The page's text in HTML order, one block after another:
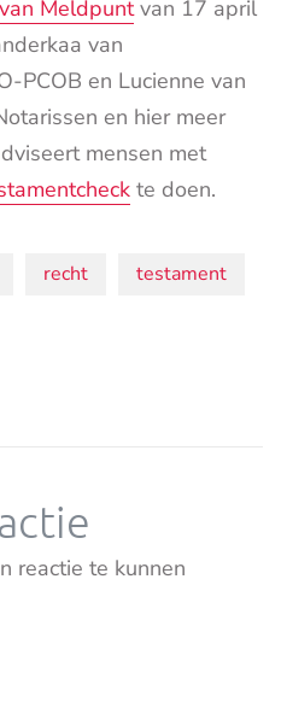
Meldpuntvan 17 april
van
PCOB en Lucienne van
en hier meer
mensen met
te doen.
recht testament
reactie te kunnen